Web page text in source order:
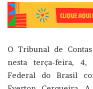
O Tribunal de
nesta terça-feira, 4,
Federal do Brasil